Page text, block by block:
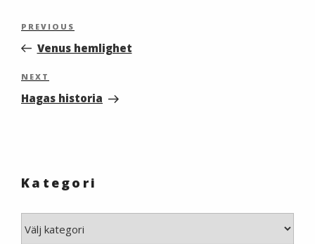
Inläggsnavigering
Previous
Post
PREVIOUS
Venus hemlighet
Next
Post
NEXT
Hagas historia
Kategori